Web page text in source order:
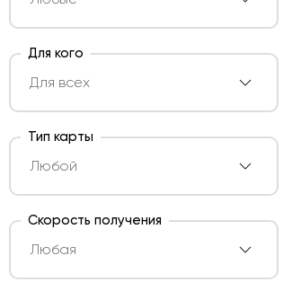
Для кого
Тип карты
Скорость получения